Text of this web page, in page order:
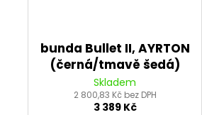
bunda Bullet II, AYRTON
(černá/tmavě šedá)
2026
Skladem
2 800,83 Kč bez DPH
3 389 Kč